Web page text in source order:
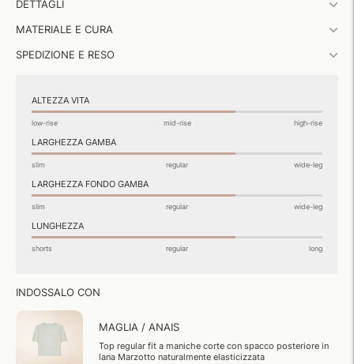
al
DETTAGLI
MATERIALE E CURA
SPEDIZIONE E RESO
ALTEZZA VITA
low-rise mid-rise high-rise
LARGHEZZA GAMBA
slim regular wide-leg
LARGHEZZA FONDO GAMBA
slim regular wide-leg
LUNGHEZZA
shorts regular long
INDOSSALO CON
MAGLIA / ANAIS
Top regular fit a maniche corte con spacco posteriore in
lana Marzotto naturalmente elasticizzata